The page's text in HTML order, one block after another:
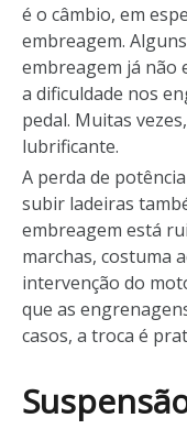
é o câmbio, em
embreagem.
embreagem já não
a dificuldade nos
pedal. Muitas
lubrificante.
A perda de
subir ladeiras
embreagem está
marchas, costuma
intervenção do
que as
casos, a troca é